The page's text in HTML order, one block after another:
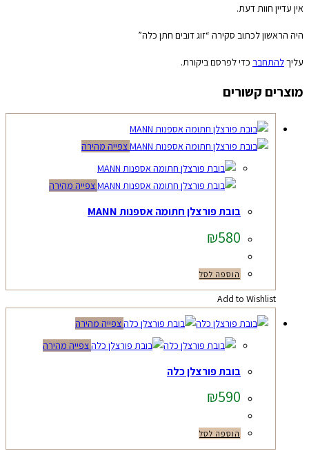
אין עדיין חוות דעת.
היה הראשון לכתוב סקירה “זוג דובים חתן כלה”
עליךלהתחבר כדי לפרסם ביקורת.
מוצרים קשורים
צפייה מהירה
צפייה מהירה
בובת פורצלן חתומה אספנות MANN
₪580
הוספה לסל
Add to Wishlist
צפייה מהירה
צפייה מהירה
בובת פורצלן כלה
₪590
הוספה לסל